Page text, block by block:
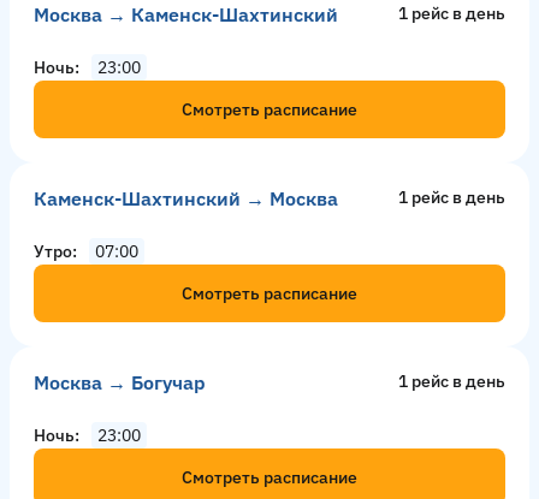
Москва → Каменск-Шахтинский 1 рейс в день
Ночь
23:00
Смотреть расписание
Каменск-Шахтинский → Москва 1 рейс в день
Утро
07:00
Смотреть расписание
Москва → Богучар 1 рейс в день
Ночь
23:00
Смотреть расписание